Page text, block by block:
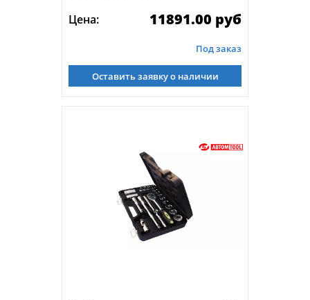
Цена:
11891.00 руб
Под заказ
Оставить заявку о наличии